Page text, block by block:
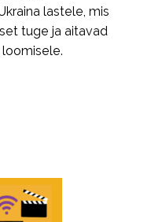
lastele, mis
tuge ja aitavad